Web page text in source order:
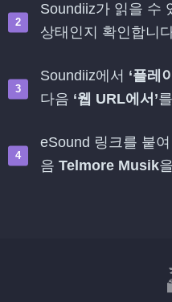
Soundiiz가 읽을 수
상태인지 확인합니
Soundiiz에서 ‘플레
다음 ‘웹 URL에서’
eSound 링크를 붙
음 Telmore Musik